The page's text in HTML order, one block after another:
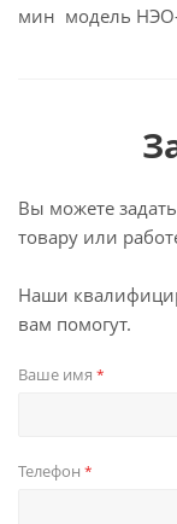
мин модель
Вы можете
товару или
Наши
вам помогут.
Ваше имя *
Телефон *